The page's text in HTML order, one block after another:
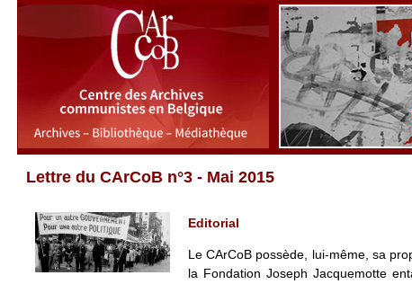
Lettre du CArCoB n°3 - Mai 2015
Editorial
Le CArCoB possède, lui-même, sa
la Fondation Joseph Jacquemotte